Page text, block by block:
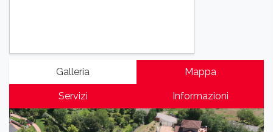
Galleria Mappa
Servizi Informazioni